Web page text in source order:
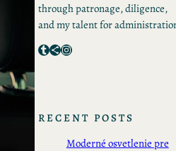
through patronage, diligence,
and my talent for
Tumblr Share Icon Instagram
RECENT POSTS
Moderné osvetlenie pre